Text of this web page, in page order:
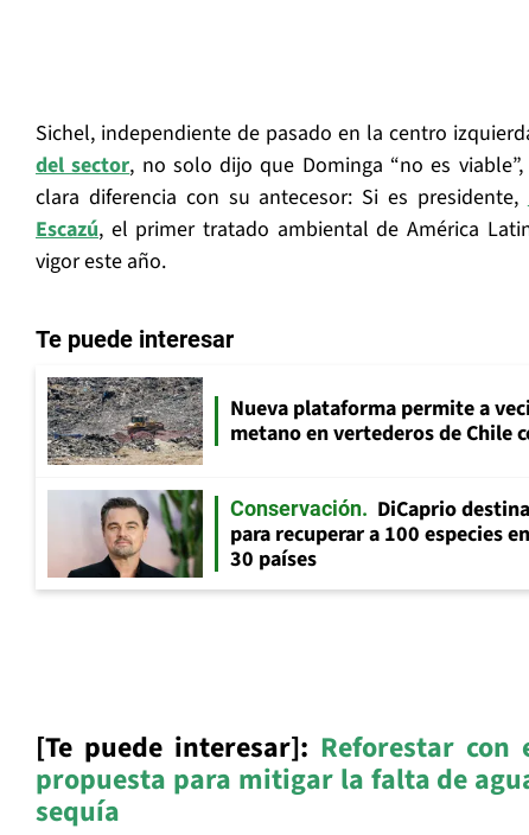
Sichel, independiente de pasado en la centro
del sector, no solo dijo que Dominga “no es
clara diferencia con su antecesor: Si es presidente,
Escazú, el primer tratado ambiental de América
vigor este año.
Te puede interesar
Nueva plataforma permite a
metano en vertederos de Chile
Conservación
DiCaprio
para recuperar a 100 especies
30 países
[Te puede interesar]: Reforestar con
propuesta para mitigar la falta de
sequía